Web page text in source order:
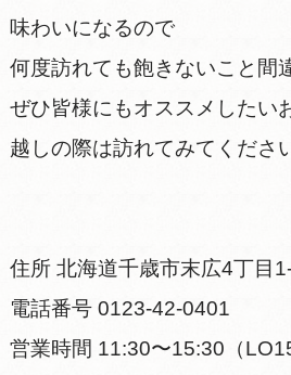
味わいになるので
何度訪れても飽きないこと間
ぜひ皆様にもオススメしたい
越しの際は訪れてみてくださ
住所 北海道千歳市末広4丁目
電話番号 0123-42-0401
営業時間 11:30〜15:30（